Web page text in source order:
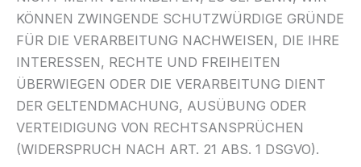
KÖNNEN ZWINGENDE SCHUTZWÜRDIGE GRÜNDE
FÜR DIE VERARBEITUNG NACHWEISEN, DIE IHRE
INTERESSEN, RECHTE UND FREIHEITEN
ÜBERWIEGEN ODER DIE VERARBEITUNG DIENT
DER GELTENDMACHUNG, AUSÜBUNG ODER
VERTEIDIGUNG VON RECHTSANSPRÜCHEN
(WIDERSPRUCH NACH ART. 21 ABS. 1 DSGVO).